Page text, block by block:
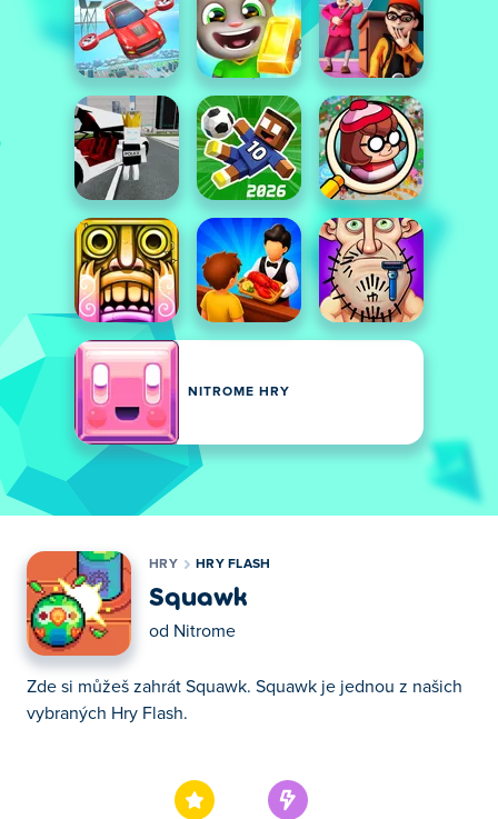
NITROME HRY
HRY HRY FLASH
Squawk
od Nitrome
Zde si můžeš zahrát Squawk. Squawk je jednou z našich
vybraných Hry Flash.